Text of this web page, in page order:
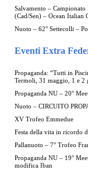
Salvamento – Campionato
(Cad/Sen) – Ocean Italian
Nuoto – 62° Settecolli –
Eventi Extra
Propaganda: “Tutti in
Termoli, 31 maggio, 1 e 2
Propaganda NU – 20°
Nuoto – CIRCUITO
XV Trofeo Emmedue
Festa della vita in ricordo
Pallanuoto – 7° Trofeo
Propaganda NU – 19°
modifica Iban